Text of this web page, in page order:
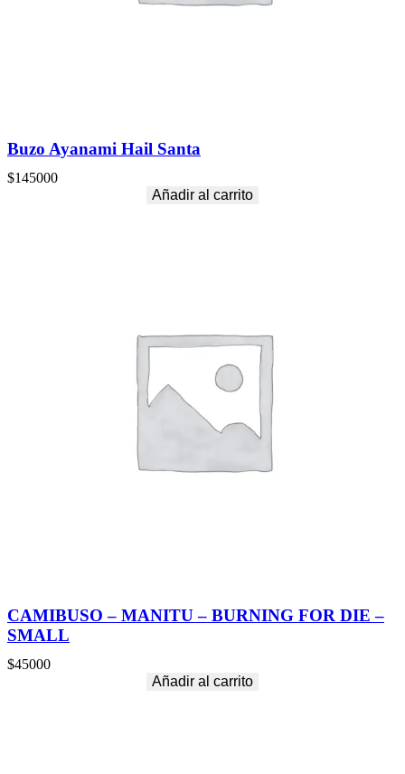
Buzo Ayanami Hail Santa
$145000
Añadir al carrito
CAMIBUSO – MANITU – BURNING FOR DIE –
SMALL
$45000
Añadir al carrito